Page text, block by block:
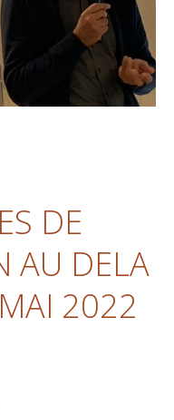
DE
AU DELA
2022